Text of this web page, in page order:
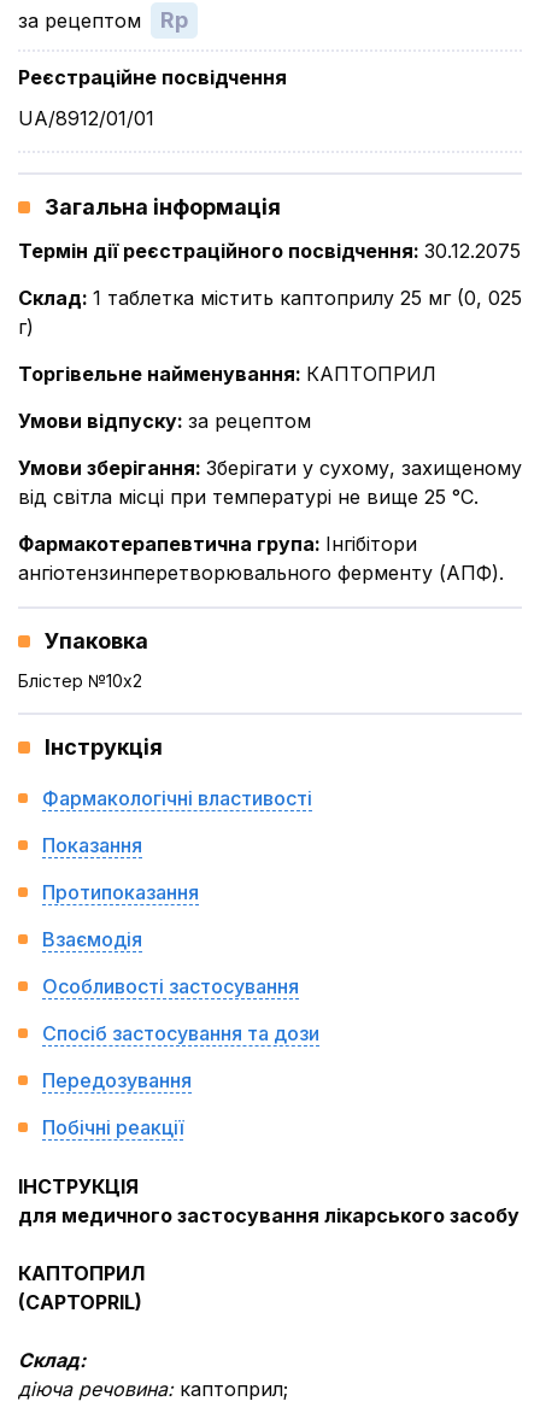
за рецептом
Rp
Реєстраційне посвідчення
UA/8912/01/01
Загальна інформація
Термін дії реєстраційного посвідчення: 30.12.2075
Склад: 1 таблетка містить каптоприлу 25 мг (0, 025
г)
Торгівельне найменування: КАПТОПРИЛ
Умови відпуску: за рецептом
Умови зберігання: Зберігати у сухому, захищеному
від світла місці при температурі не вище 25 °С.
Фармакотерапевтична група: Інгібітори
ангіотензинперетворювального ферменту (АПФ).
Упаковка
Блістер №10x2
Інструкція
Фармакологічні властивості
Показання
Протипоказання
Взаємодія
Особливості застосування
Спосіб застосування та дози
Передозування
Побічні реакції
IНСТРУКЦIЯ
для медичного застосування лікарського засобу
КАПТОПРИЛ
(CAPTOPRIL)
Склад:
діюча речовина: каптоприл;